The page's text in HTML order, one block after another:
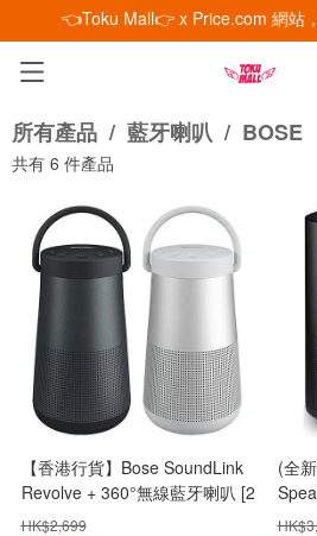
👈Toku Mall👉 x Price.com 網站
已加入購物車
所有產品 / 藍牙喇叭 / BOSE
共有 6 件產品
【香港行貨】Bose SoundLink
Revolve + 360°無線藍牙喇叭 [2
色]
HK$2,699
(全
HK$